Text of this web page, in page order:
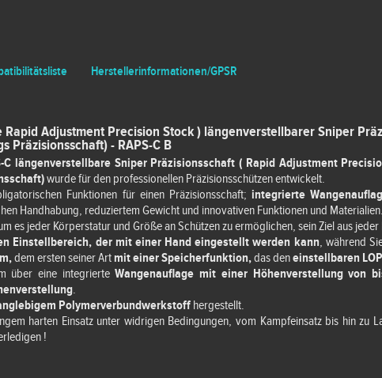
Herstellerinformationen/GPSR
Rapid Adjustment Precision Stock ) längenverstellbarer Sniper
Präzisionsschaft) - RAPS-C B
C längenverstellbare Sniper Präzisionsschaft ( Rapid Adjustment
wurde für den professionellen Präzisionsschützen entwickelt.
Funktionen für einen Präzisionsschaft; integrierte
Handhabung, reduziertem Gewicht und innovativen Funktionen und Materialien.
es jeder Körperstatur und Größe an Schützen zu ermöglichen, sein Ziel aus
Einstellbereich, der mit einer Hand eingestellt werden kann, während
dem ersten seiner Art mit einer Speicherfunktion,das deneinstellbaren
über eine integrierteWangenauflage mit einer Höhenverstellung von
.
Polymerverbundwerkstoff hergestellt.
harten Einsatz unter widrigen Bedingungen, vom Kampfeinsatz bis hin zu
!